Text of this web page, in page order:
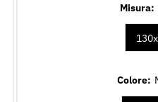
Misura:
Colore: